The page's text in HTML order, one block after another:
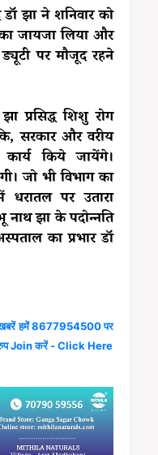
झा ने शनिवार को
जायजा लिया और
पर मौजूद रहने
प्रसिद्ध शिशु रोग
सरकार और वरीय
किये जायेंगे।
जो भी विभाग का
धरातल पर उतारा
नाथ झा के पदोन्नति
का प्रभार डॉ
खबरें हमें 8677954500 पर
Join करें - Click Here